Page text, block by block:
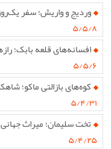
وردیج و واریش؛ سفر
۵/۵/۸
افسانه‌های قلعه بابک؛
۵/۵/۶
کوه‌های بازالتی ماکو؛
۵/۴/۳۱
تخت سلیمان؛ میراث
۵/۴/۲۵